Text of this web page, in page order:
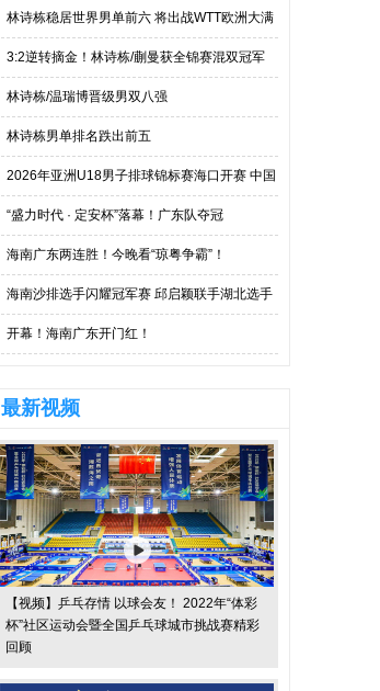
月8日开打
林诗栋稳居世界男单前六 将出战WTT欧洲大满
贯
3:2逆转摘金！林诗栋/蒯曼获全锦赛混双冠军
林诗栋/温瑞博晋级男双八强
林诗栋男单排名跌出前五
2026年亚洲U18男子排球锦标赛海口开赛 中国
队冲击世锦赛门票
“盛力时代 · 定安杯”落幕！广东队夺冠
海南广东两连胜！今晚看“琼粤争霸”！
海南沙排选手闪耀冠军赛 邱启颖联手湖北选手
夺金
开幕！海南广东开门红！
最新视频
【视频】乒乓存情 以球会友！ 2022年“体彩
杯”社区运动会暨全国乒乓球城市挑战赛精彩
回顾